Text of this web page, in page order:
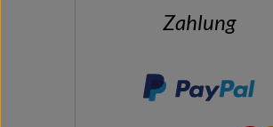
Zahlung